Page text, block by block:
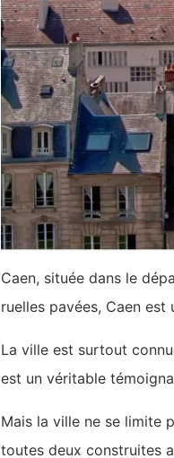
Caen, située dans le
ruelles pavées, Caen
La ville est surtout
est un véritable
Mais la ville ne se limite
toutes deux construites